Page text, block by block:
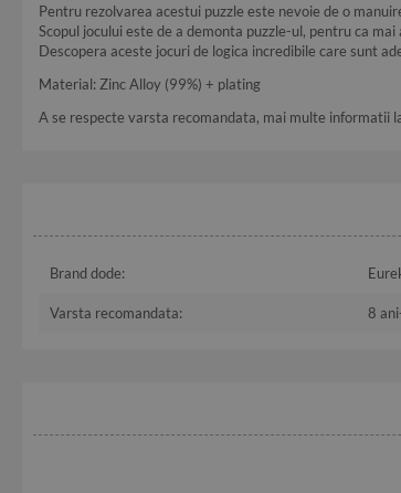
Pentru rezolvarea acestui puzzle este nevoie de o
Scopul jocului este de a demonta puzzle-ul, pentru ca mai
Descopera aceste jocuri de logica incredibile care sunt
Material: Zinc Alloy (99%) + plating
A se respecte varsta recomandata, mai multe informatii
Brand dode:
Varsta recomandata: 8